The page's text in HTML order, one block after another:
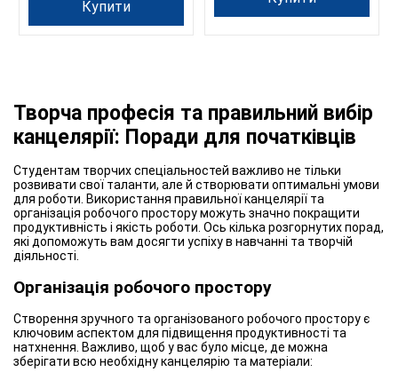
Купити
Творча професія та правильний вибір
канцелярії: Поради для початківців
Студентам творчих спеціальностей важливо не тільки
розвивати свої таланти, але й створювати оптимальні умови
для роботи. Використання правильної канцелярії та
організація робочого простору можуть значно покращити
продуктивність і якість роботи. Ось кілька розгорнутих порад,
які допоможуть вам досягти успіху в навчанні та творчій
діяльності.
Організація робочого простору
Створення зручного та організованого робочого простору є
ключовим аспектом для підвищення продуктивності та
натхнення. Важливо, щоб у вас було місце, де можна
зберігати всю необхідну канцелярію та матеріали: